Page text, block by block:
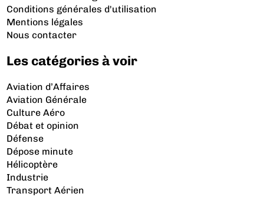
Conditions générales d'utilisation
Mentions légales
Nous contacter
Les catégories à voir
Aviation d’Affaires
Aviation Générale
Culture Aéro
Débat et opinion
Défense
Dépose minute
Hélicoptère
Industrie
Transport Aérien